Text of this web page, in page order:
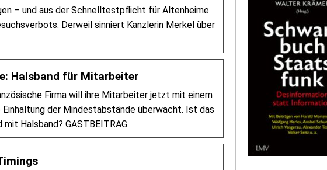
– und aus der Schnelltestpflicht für Altenheime
Derweil sinniert Kanzlerin Merkel über
Halsband für Mitarbeiter
Firma will ihre Mitarbeiter jetzt mit einem
Einhaltung der Mindestabstände überwacht. Ist das
Halsband? GASTBEITRAG